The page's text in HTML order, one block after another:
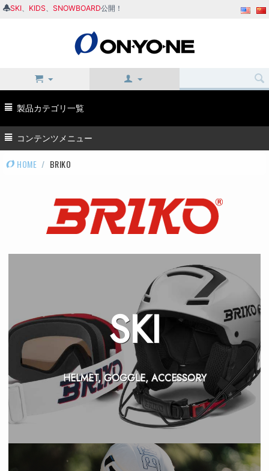
SKI KIDS SNOWBOARD公開！
製品カテゴリ一覧
コンテンツメニュー
HOME / BRIKO
SKI
HELMET, GOGGLE, ACCESSORY